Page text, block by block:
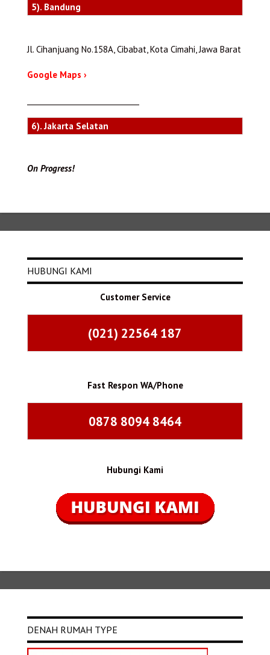
5). Bandung
Jl. Cihanjuang No.158A, Cibabat, Kota Cimahi, Jawa Barat
Google Maps ›
6). Jakarta Selatan
On Progress!
HUBUNGI KAMI
Customer Service
(021) 22564 187
Fast Respon WA/Phone
0878 8094 8464
Hubungi Kami
DENAH RUMAH TYPE